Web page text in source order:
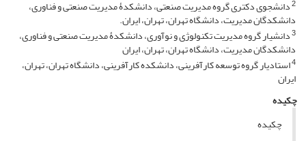
2دانشجوی دکتری گروه مدیریت صنعتی، دانشکدۀ مدیریت صنعتی و فناوری،
دانشکدگان مدیریت، دانشگاه تهران، تهران، ایران.
3دانشیار گروه مدیریت تکنولوژی و نوآوری، دانشکدۀ مدیریت صنعتی و فناوری،
دانشکدگان مدیریت، دانشگاه تهران، تهران، ایران
4استادیار گروه توسعه کارآفرینی، دانشکده کارآفرینی، دانشگاه تهران، تهران،
ایران
چکیده
چکیده